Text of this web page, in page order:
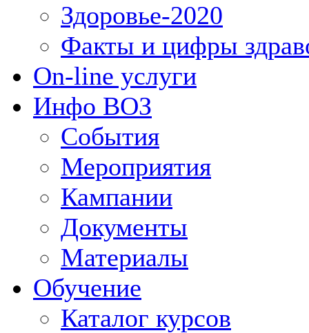
Здоровье-2020
Факты и цифры
On-line услуги
Инфо ВОЗ
События
Мероприятия
Кампании
Документы
Материалы
Обучение
Каталог курсов